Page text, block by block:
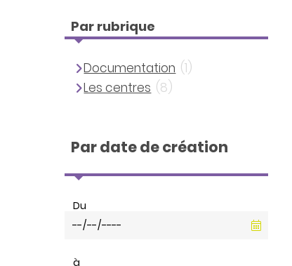
Par rubrique
Documentation (1)
Les centres (8)
Par date de création
Du
à